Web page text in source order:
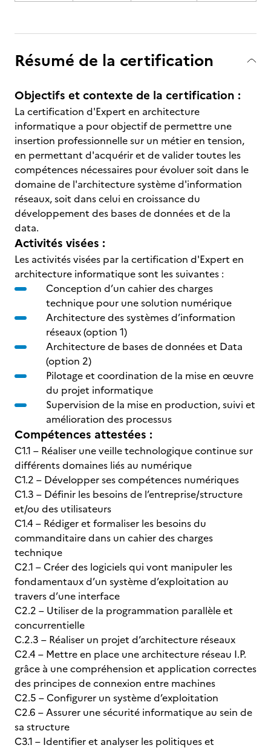
Résumé de la certification
Objectifs et contexte de la certification :
La certification d'Expert en architecture
informatique a pour objectif de permettre une
insertion professionnelle sur un métier en tension,
en permettant d'acquérir et de valider toutes les
compétences nécessaires pour évoluer soit dans le
domaine de l'architecture système d'information
réseaux, soit dans celui en croissance du
développement des bases de données et de la
data.
Activités visées :
Les activités visées par la certification d'Expert en
architecture informatique sont les suivantes :
Conception d’un cahier des charges
technique pour une solution numérique
Architecture des systèmes d’information
réseaux (option 1)
Architecture de bases de données et Data
(option 2)
Pilotage et coordination de la mise en œuvre
du projet informatique
Supervision de la mise en production, suivi et
amélioration des processus
Compétences attestées :
C1.1 – Réaliser une veille technologique continue sur
différents domaines liés au numérique
C1.2 – Développer ses compétences numériques
C1.3 – Définir les besoins de l’entreprise/structure
et/ou des utilisateurs
C1.4 – Rédiger et formaliser les besoins du
commanditaire dans un cahier des charges
technique
C2.1 – Créer des logiciels qui vont manipuler les
fondamentaux d’un système d’exploitation au
travers d’une interface
C2.2 – Utiliser de la programmation parallèle et
concurrentielle
C.2.3 – Réaliser un projet d’architecture réseaux
C2.4 – Mettre en place une architecture réseau I.P.
grâce à une compréhension et application correctes
des principes de connexion entre machines
C2.5 – Configurer un système d’exploitation
C2.6 – Assurer une sécurité informatique au sein de
sa structure
C3.1 – Identifier et analyser les politiques et